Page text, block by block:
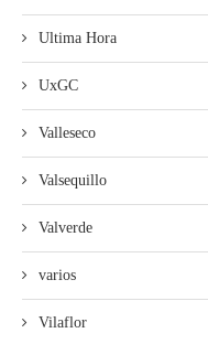
Ultima Hora
UxGC
Valleseco
Valsequillo
Valverde
varios
Vilaflor